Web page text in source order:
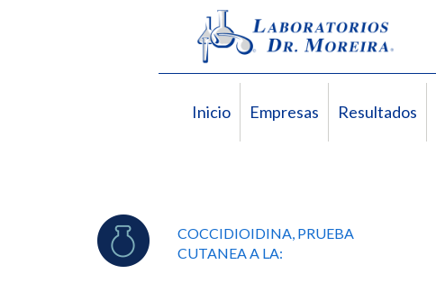
Inicio Empresas Resultados
COCCIDIOIDINA, PRUEBA
CUTANEA A LA: